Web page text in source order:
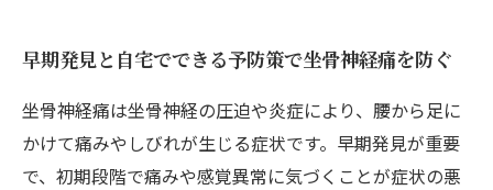
早期発見と自宅でできる予防策で坐骨神経痛を防ぐ
坐骨神経痛は坐骨神経の圧迫や炎症により、腰から足に
かけて痛みやしびれが生じる症状です。早期発見が重要
で、初期段階で痛みや感覚異常に気づくことが症状の悪